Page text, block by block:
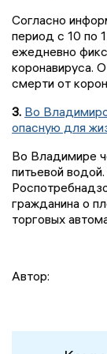
Согласно
период с 10 по
ежедневно
коронавируса.
смерти от
3. Во
опасную для
Во Владимире
питьевой
гражданина о
торговых
Автор: